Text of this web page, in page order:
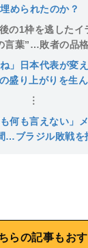
められたのか？
え合わせ
の1枠を逃した
言葉”…敗者の品
」日本代表が変
盛り上がりを生
何も言えない」
…ブラジル敗戦を
らの記事もお